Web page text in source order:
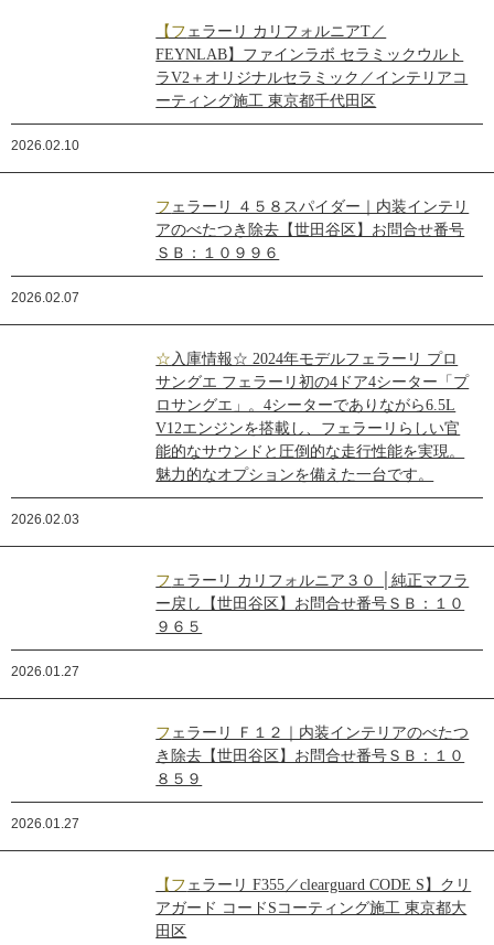
【フェラーリ カリフォルニアT／
FEYNLAB】ファインラボ セラミックウルト
ラV2＋オリジナルセラミック／インテリアコ
ーティング施工 東京都千代田区
2026.02.10
フェラーリ ４５８スパイダー｜内装インテリ
アのべたつき除去【世田谷区】お問合せ番号
ＳＢ：１０９９６
2026.02.07
☆入庫情報☆ 2024年モデルフェラーリ プロ
サングエ フェラーリ初の4ドア4シーター「プ
ロサングエ」。4シーターでありながら6.5L
V12エンジンを搭載し、フェラーリらしい官
能的なサウンドと圧倒的な走行性能を実現。
魅力的なオプションを備えた一台です。
2026.02.03
フェラーリ カリフォルニア３０ │純正マフラ
ー戻し【世田谷区】お問合せ番号ＳＢ：１０
９６５
2026.01.27
フェラーリ Ｆ１２｜内装インテリアのべたつ
き除去【世田谷区】お問合せ番号ＳＢ：１０
８５９
2026.01.27
【フェラーリ F355／clearguard CODE S】クリ
アガード コードSコーティング施工 東京都大
田区